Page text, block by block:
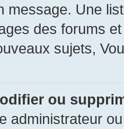
message. Une
des forums
sujets,
ou
administrateur